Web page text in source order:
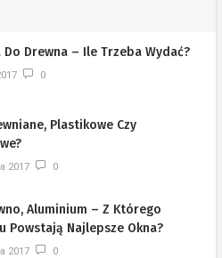
Do Drewna – Ile Trzeba Wydać?
0
Plastikowe Czy
2017 0
Aluminium – Z Którego
Powstają Najlepsze Okna?
2017 0